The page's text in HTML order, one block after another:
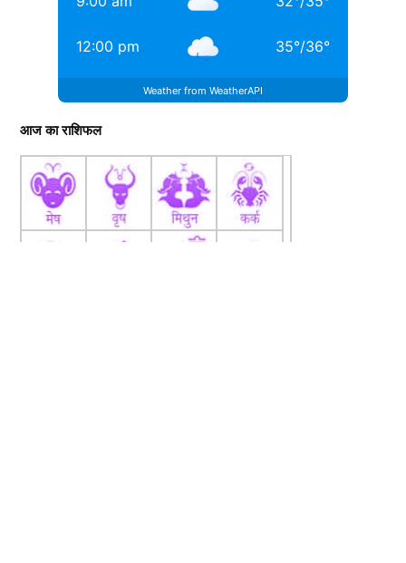
12:00 pm 35°/36°
Weather from WeatherAPI
आज का राशिफल